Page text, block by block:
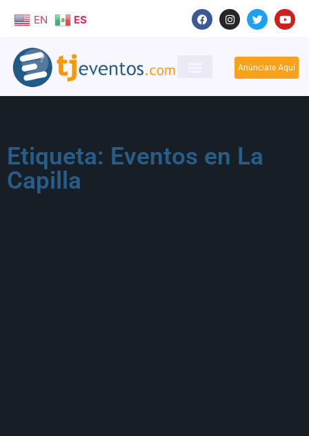
EN ES
Anúnciate Aquí
Etiqueta: Eventos en La
Capilla